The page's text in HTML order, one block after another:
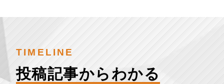
TIMELINE
投稿記事からわかる